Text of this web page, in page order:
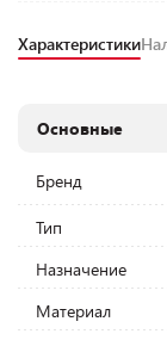
Характеристики
Основные
Бренд
Тип
Назначение
Материал